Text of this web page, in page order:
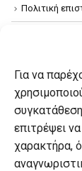
Για να
επιτρέψει
χαρακτήρα,
Πολιτική
Πολιτική
Ο